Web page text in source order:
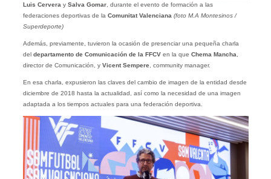
Luis Cervera y Salva Gomar, durante el evento de formación a las
federaciones deportivas de la Comunitat Valenciana (foto M.A Montesinos /
Superdeporte)
Además, previamente, tuvieron la ocasión de presenciar una pequeña charla
del departamento de Comunicación de la FFCV en la que Chema Mancha,
director de Comunicación, y Vicent Sempere, community manager.
En esa charla, expusieron las claves del cambio de imagen de la entidad desde
diciembre de 2018 hasta la actualidad, así como la necesidad de una imagen
adaptada a los tiempos actuales para una federación deportiva.